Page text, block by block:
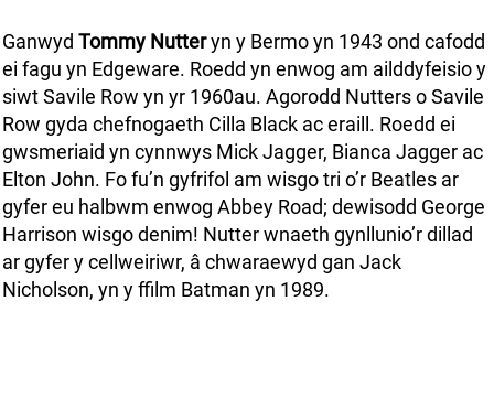
GanwydTommy Nutteryn y Bermo yn 1943 ond cafodd
ei fagu yn Edgeware. Roedd yn enwog am ailddyfeisio y
siwt Savile Row yn yr 1960au. Agorodd Nutters o Savile
Row gyda chefnogaeth Cilla Black ac eraill. Roedd ei
gwsmeriaid yn cynnwys Mick Jagger, Bianca Jagger ac
Elton John. Fo fu’n gyfrifol am wisgo tri o’r Beatles ar
gyfer eu halbwm enwog Abbey Road; dewisodd George
Harrison wisgo denim! Nutter wnaeth gynllunio’r dillad
ar gyfer y cellweiriwr, â chwaraewyd gan Jack
Nicholson, yn y ffilm Batman yn 1989.